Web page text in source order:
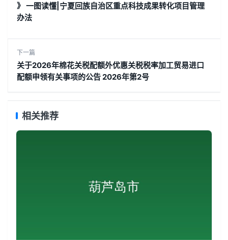
》 一图读懂|宁夏回族自治区重点科技成果转化项目管理
办法
下一篇
关于2026年棉花关税配额外优惠关税税率加工贸易进口
配额申领有关事项的公告 2026年第2号
相关推荐